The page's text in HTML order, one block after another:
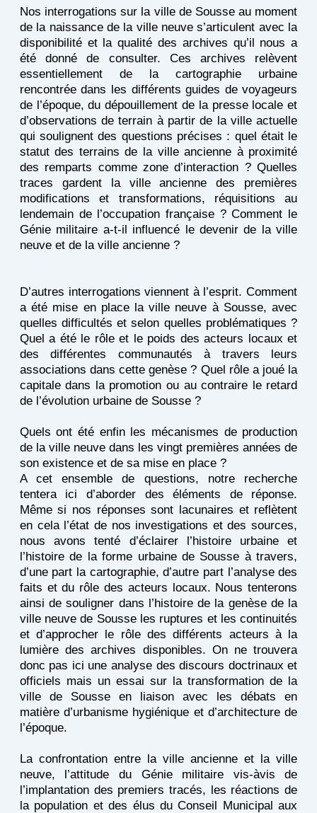
Nos interrogations sur la ville de Sousse au moment
de la naissance de la ville neuve s’articulent avec la
disponibilité et la qualité des archives qu’il nous a
été donné de consulter. Ces archives relèvent
essentiellement de la cartographie urbaine
rencontrée dans les différents guides de voyageurs
de l’époque, du dépouillement de la presse locale et
d’observations de terrain à partir de la ville actuelle
qui soulignent des questions précises : quel était le
statut des terrains de la ville ancienne à proximité
des remparts comme zone d’interaction ? Quelles
traces gardent la ville ancienne des premières
modifications et transformations, réquisitions au
lendemain de l’occupation française ? Comment le
Génie militaire a-t-il influencé le devenir de la ville
neuve et de la ville ancienne ?
D’autres interrogations viennent à l’esprit. Comment
a été mise en place la ville neuve à Sousse, avec
quelles difficultés et selon quelles problématiques ?
Quel a été le rôle et le poids des acteurs locaux et
des différentes communautés à travers leurs
associations dans cette genèse ? Quel rôle a joué la
capitale dans la promotion ou au contraire le retard
de l’évolution urbaine de Sousse ?
Quels ont été enfin les mécanismes de production
de la ville neuve dans les vingt premières années de
son existence et de sa mise en place ?
A cet ensemble de questions, notre recherche
tentera ici d’aborder des éléments de réponse.
Même si nos réponses sont lacunaires et reflètent
en cela l’état de nos investigations et des sources,
nous avons tenté d’éclairer l’histoire urbaine et
l’histoire de la forme urbaine de Sousse à travers,
d’une part la cartographie, d’autre part l’analyse des
faits et du rôle des acteurs locaux. Nous tenterons
ainsi de souligner dans l’histoire de la genèse de la
ville neuve de Sousse les ruptures et les continuités
et d’approcher le rôle des différents acteurs à la
lumière des archives disponibles. On ne trouvera
donc pas ici une analyse des discours doctrinaux et
officiels mais un essai sur la transformation de la
ville de Sousse en liaison avec les débats en
matière d’urbanisme hygiénique et d’architecture de
l’époque.
La confrontation entre la ville ancienne et la ville
neuve, l’attitude du Génie militaire vis-àvis de
l’implantation des premiers tracés, les réactions de
la population et des élus du Conseil Municipal aux